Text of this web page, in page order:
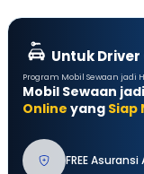
Untuk Driver
Program Mobil Sewaan jadi
Mobil Sewaan jadi
Online yang Siap
FREE Asuransi